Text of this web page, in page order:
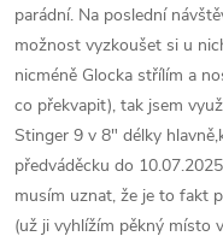
parádní. Na poslední
možnost vyzkoušet si u
nicméně Glocka střílím a
co překvapit), tak jsem
Stinger 9 v 8" délky
předváděcku do
musím uznat, že je to fakt
(už ji vyhlížím pěkný místo